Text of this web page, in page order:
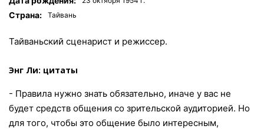
Страна: Тайвань
Тайваньский сценарист и режиссер.
Энг Ли: цитаты
- Правила нужно знать обязательно, иначе у вас не
будет средств общения со зрительской аудиторией. Но
для того, чтобы это общение было интересным,